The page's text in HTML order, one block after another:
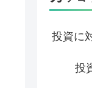
投資に
投